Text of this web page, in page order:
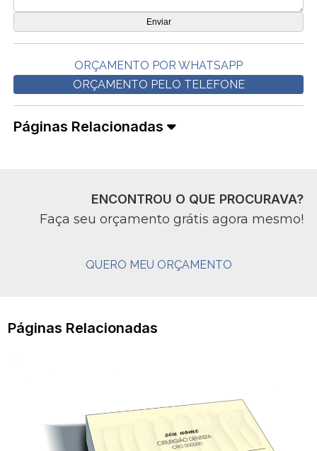
ORÇAMENTO POR WHATSAPP
ORÇAMENTO PELO TELEFONE
Páginas Relacionadas
ENCONTROU O QUE PROCURAVA?
Faça seu orçamento grátis agora mesmo!
QUERO MEU ORÇAMENTO
Páginas Relacionadas